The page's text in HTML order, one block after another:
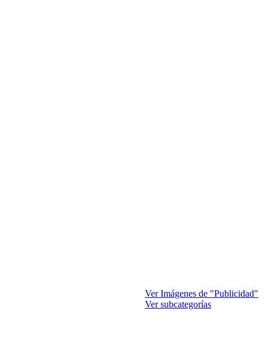
Ver Imágenes de "Publicidad"
Ver subcategorías